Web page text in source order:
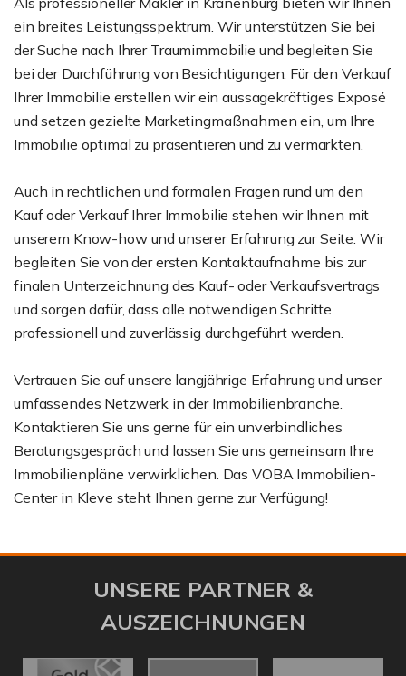
ein breites Leistungsspektrum. Wir unterstützen Sie bei
der Suche nach Ihrer Traumimmobilie und begleiten Sie
bei der Durchführung von Besichtigungen. Für den Verkauf
Ihrer Immobilie erstellen wir ein aussagekräftiges Exposé
und setzen gezielte Marketingmaßnahmen ein, um Ihre
Immobilie optimal zu präsentieren und zu vermarkten.
Auch in rechtlichen und formalen Fragen rund um den
Kauf oder Verkauf Ihrer Immobilie stehen wir Ihnen mit
unserem Know-how und unserer Erfahrung zur Seite. Wir
begleiten Sie von der ersten Kontaktaufnahme bis zur
finalen Unterzeichnung des Kauf- oder Verkaufsvertrags
und sorgen dafür, dass alle notwendigen Schritte
professionell und zuverlässig durchgeführt werden.
Vertrauen Sie auf unsere langjährige Erfahrung und unser
umfassendes Netzwerk in der Immobilienbranche.
Kontaktieren Sie uns gerne für ein unverbindliches
Beratungsgespräch und lassen Sie uns gemeinsam Ihre
Immobilienpläne verwirklichen. Das VOBA Immobilien-
Center in Kleve steht Ihnen gerne zur Verfügung!
UNSERE PARTNER &
AUSZEICHNUNGEN